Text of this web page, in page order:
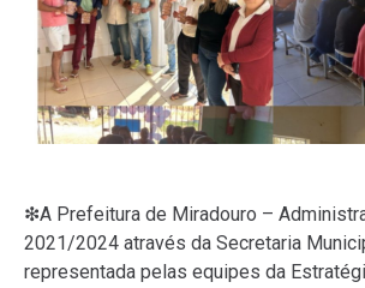
❇A Prefeitura de Miradouro –
2021/2024 através da Secretaria
representada pelas equipes da